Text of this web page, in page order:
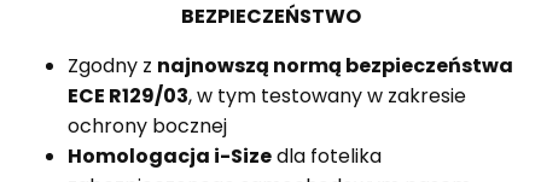
BEZPIECZEŃSTWO
Zgodny z najnowszą normą bezpieczeństwa
ECE R129/03, w tym testowany w zakresie
ochrony bocznej
Homologacja i-Sizedla fotelika